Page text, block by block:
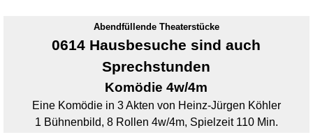
Abendfüllende Theaterstücke
0614 Hausbesuche sind auch
Sprechstunden
Komödie 4w/4m
Eine Komödie in 3 Akten von Heinz-Jürgen Köhler
1 Bühnenbild, 8 Rollen 4w/4m, Spielzeit 110 Min.